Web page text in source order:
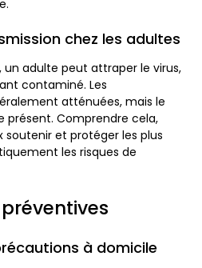
chez les adultes
adulte peut attraper le virus,
contaminé. Les
atténuées, mais le
présent. Comprendre cela,
soutenir et protéger les plus
les risques de
à domicile